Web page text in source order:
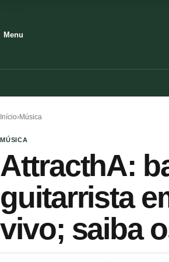
Menu
Início›Música
MÚSICA
AttracthA:
guitarrista
vivo; saiba